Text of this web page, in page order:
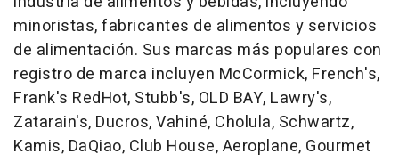
minoristas, fabricantes de alimentos y servicios
de alimentación. Sus marcas más populares con
registro de marca incluyen McCormick, French's,
Frank's RedHot, Stubb's, OLD BAY, Lawry's,
Zatarain's, Ducros, Vahiné, Cholula, Schwartz,
Kamis, DaQiao, Club House, Aeroplane, Gourmet